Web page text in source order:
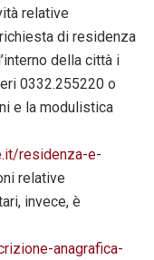
relative
di residenza
della città i
0332.255220 o
e la modulistica
residenza-e-
relative
invece, è
anagrafica-